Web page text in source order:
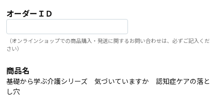
オーダーＩＤ
（オンラインショップでの商品購入・発送に関するお問い合わせは、必ずご記入くだ
さい）
商品名
基礎から学ぶ介護シリーズ 気づいていますか 認知症ケアの落と
し穴